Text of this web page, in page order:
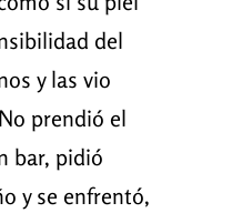
del
y las vio
prendió el
bar, pidió
y se enfrentó,